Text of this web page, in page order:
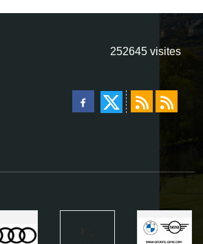
252645 visites